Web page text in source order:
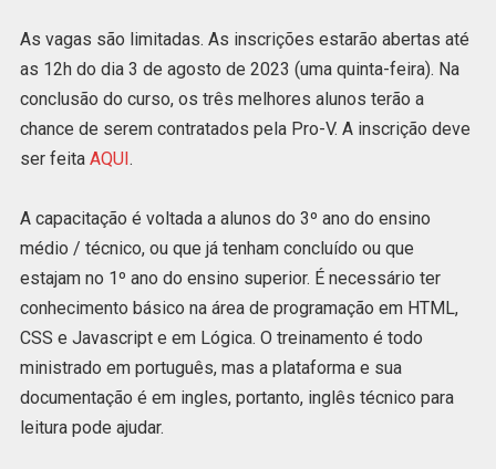
As vagas são limitadas. As inscrições estarão abertas até
as 12h do dia 3 de agosto de 2023 (uma quinta-feira). Na
conclusão do curso, os três melhores alunos terão a
chance de serem contratados pela Pro-V. A inscrição deve
ser feita AQUI.
A capacitação é voltada a alunos do 3º ano do ensino
médio / técnico, ou que já tenham concluído ou que
estajam no 1º ano do ensino superior. É necessário ter
conhecimento básico na área de programação em HTML,
CSS e Javascript e em Lógica. O treinamento é todo
ministrado em português, mas a plataforma e sua
documentação é em ingles, portanto, inglês técnico para
leitura pode ajudar.